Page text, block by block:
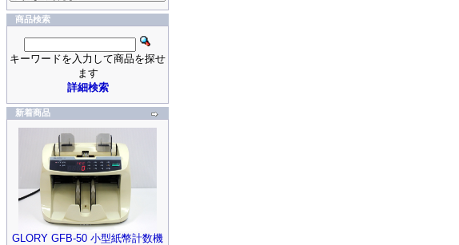
商品検索
キーワードを入力して商品を探せ
ます
詳細検索
新着商品
GLORY GFB-50 小型紙幣計数機